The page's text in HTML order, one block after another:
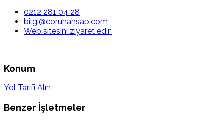
0212 281 04 28
bilgi@coruhahsap.com
Web sitesini ziyaret edin
Konum
Yol Tarifi Alın
Benzer İşletmeler